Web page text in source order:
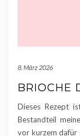
8. März 2026
BRIOCHE
Dieses Rezept
Bestandteil
vor kurzem dafür